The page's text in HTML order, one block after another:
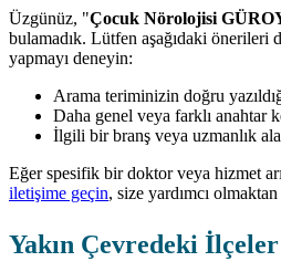
Üzgünüz, "Çocuk Nörolojisi
bulamadık. Lütfen aşağıdaki önerileri
yapmayı deneyin:
Arama teriminizin doğru
Daha genel veya farklı anahtar
İlgili bir branş veya uzmanlık
Eğer spesifik bir doktor veya hizmet
iletişime geçin, size yardımcı
Yakın Çevredeki İlçeler